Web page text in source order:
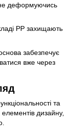
деформуючись
PP захищають
забезпечує
вже через
та
елементів дизайну,